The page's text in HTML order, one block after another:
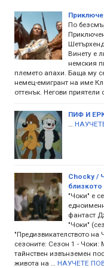
По
Винету е
немския
племето апахи. Баща му
немец-емигрант на име
оттенък. Негови приятели
ПИФ И
Chocky /
близкото
"Чоки" е
фантаст
"Чоки"
"Предизвикателството
сезоните: Сезон 1 - Чоки:
тайнствен извънземен
живота на …
НАУЧЕТЕ